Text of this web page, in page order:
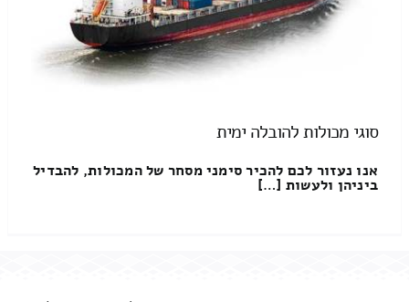
סוגי מכולות להובלה ימית
אנו נעזור לכם להכיר סימני מסחר של המכולות, להבדיל
ביניהן ולעשות […]